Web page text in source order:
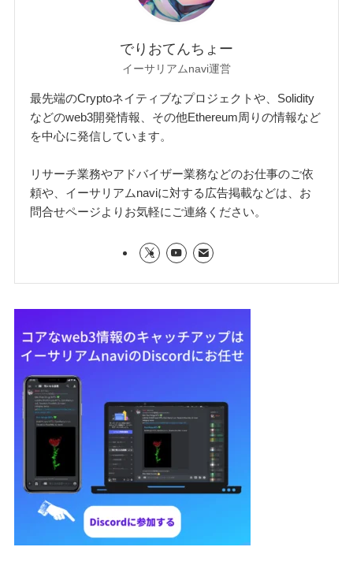
でりおてんちょー
イーサリアムnavi運営
最先端のCryptoネイティブなプロジェクトや、Solidity
などのweb3開発情報、その他Ethereum周りの情報など
を中心に発信しています。
リサーチ業務やアドバイザー業務などのお仕事のご依
頼や、イーサリアムnaviに対する広告掲載などは、お
問合せページよりお気軽にご連絡ください。